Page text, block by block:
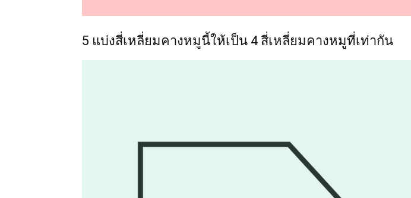
5 แบ่งสี่เหลี่ยมคางหมูนี้ให้เป็น 4 สี่เหลี่ยมคางหมูที่เท่ากัน